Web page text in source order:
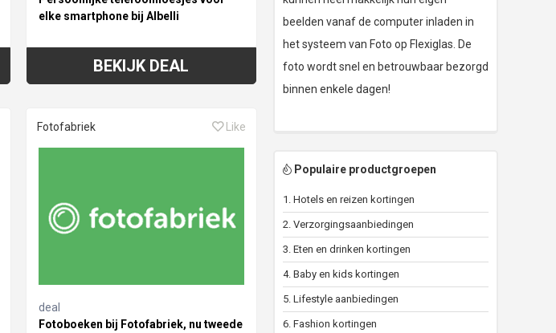
elke smartphone bij Albelli
BEKIJK DEAL
Fotofabriek Like
deal
Fotoboeken bij Fotofabriek, nu tweede
beelden vanaf de computer inladen in
het systeem van Foto op Flexiglas. De
foto wordt snel en betrouwbaar bezorgd
binnen enkele dagen!
Populaire productgroepen
1. Hotels en reizen kortingen
2. Verzorgingsaanbiedingen
3. Eten en drinken kortingen
4. Baby en kids kortingen
5. Lifestyle aanbiedingen
6. Fashion kortingen